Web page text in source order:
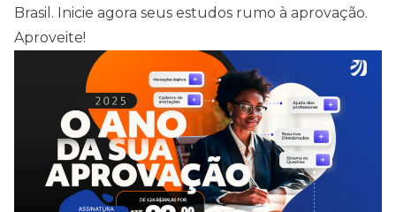
Brasil. Inicie agora seus estudos rumo à aprovação.
Aproveite!